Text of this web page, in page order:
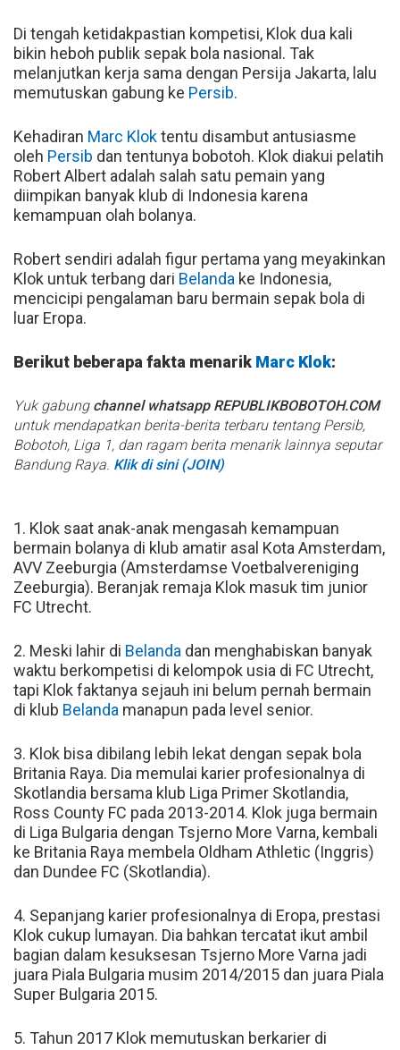
Di tengah ketidakpastian kompetisi, Klok dua kali
bikin heboh publik sepak bola nasional. Tak
melanjutkan kerja sama dengan Persija Jakarta, lalu
memutuskan gabung ke Persib.
Kehadiran Marc Kloktentu disambut antusiasme
oleh Persib dan tentunya bobotoh. Klok diakui pelatih
Robert Albert adalah salah satu pemain yang
diimpikan banyak klub di Indonesia karena
kemampuan olah bolanya.
Robert sendiri adalah figur pertama yang meyakinkan
Klok untuk terbang dari Belanda ke Indonesia,
mencicipi pengalaman baru bermain sepak bola di
luar Eropa.
Berikut beberapa fakta menarik Marc Klok:
Yuk gabung channel whatsapp REPUBLIKBOBOTOH.COM
untuk mendapatkan berita-berita terbaru tentang Persib,
Bobotoh, Liga 1, dan ragam berita menarik lainnya seputar
Bandung Raya. Klik di sini (JOIN)
1. Klok saat anak-anak mengasah kemampuan
bermain bolanya di klub amatir asal Kota Amsterdam,
AVV Zeeburgia (Amsterdamse Voetbalvereniging
Zeeburgia). Beranjak remaja Klok masuk tim junior
FC Utrecht.
2. Meski lahir di Belanda dan menghabiskan banyak
waktu berkompetisi di kelompok usia di FC Utrecht,
tapi Klok faktanya sejauh ini belum pernah bermain
di klub Belanda manapun pada level senior.
3. Klok bisa dibilang lebih lekat dengan sepak bola
Britania Raya. Dia memulai karier profesionalnya di
Skotlandia bersama klub Liga Primer Skotlandia,
Ross County FC pada 2013-2014. Klok juga bermain
di Liga Bulgaria dengan Tsjerno More Varna, kembali
ke Britania Raya membela Oldham Athletic (Inggris)
dan Dundee FC (Skotlandia).
4. Sepanjang karier profesionalnya di Eropa, prestasi
Klok cukup lumayan. Dia bahkan tercatat ikut ambil
bagian dalam kesuksesan Tsjerno More Varna jadi
juara Piala Bulgaria musim 2014/2015 dan juara Piala
Super Bulgaria 2015.
5. Tahun 2017 Klok memutuskan berkarier di